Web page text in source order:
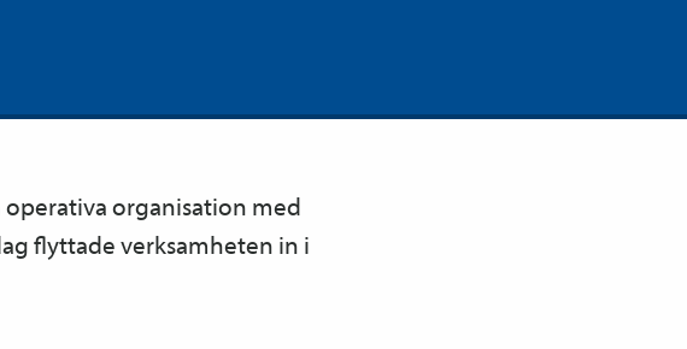
organisation med
flyttade verksamheten in i